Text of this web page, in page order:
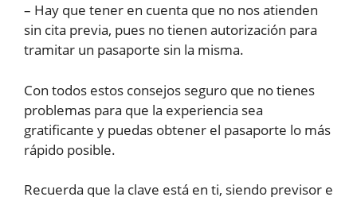
– Hay que tener en cuenta que no nos atienden
sin cita previa, pues no tienen autorización para
tramitar un pasaporte sin la misma.
Con todos estos consejos seguro que no tienes
problemas para que la experiencia sea
gratificante y puedas obtener el pasaporte lo más
rápido posible.
Recuerda que la clave está en ti, siendo previsor e